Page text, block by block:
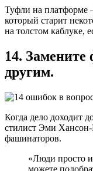
Туфли на платформе
который старит
на толстом каблуке,
14.
другим.
Когда дело доходит
стилист Эми Хансон-
фашинаторов.
«Люди просто
можете